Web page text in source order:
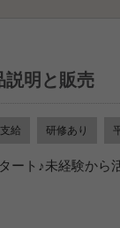
説明と販売
給 研修あり
ート♪未経験から